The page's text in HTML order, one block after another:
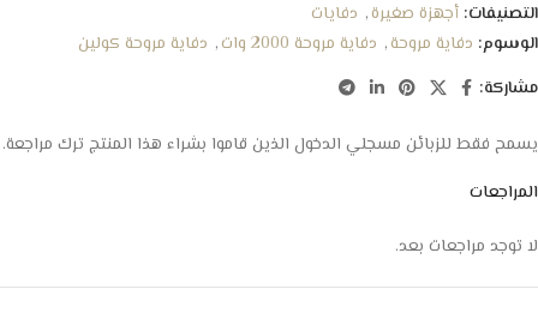
التصنيفات: أجهزة صغيرة, دفايات
الوسوم: دفاية مروحة, دفاية مروحة 2000 وات , دفاية مروحة كولين
مشاركة:
المراجعات
لا توجد مراجعات بعد.
يسمح فقط للزبائن مسجلي الدخول الذين قاموا بشراء هذا المنتج ترك مراجعة.